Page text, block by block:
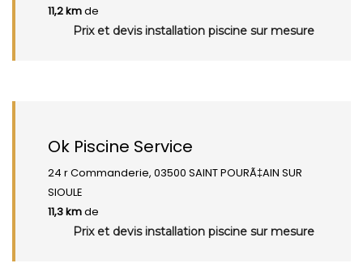
11,2 kmde
Prix et devis installation piscine sur mesure
Ok Piscine Service
24 r Commanderie, 03500 SAINT POURÃ‡AIN SUR
SIOULE
11,3 kmde
Prix et devis installation piscine sur mesure